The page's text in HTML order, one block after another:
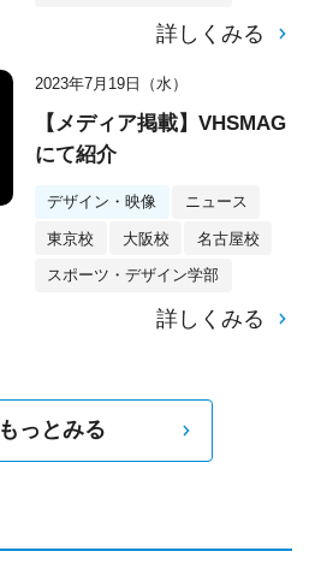
詳しくみる
2023年7月19日（水）
【メディア掲載】VHSMAG
にて紹介
デザイン・映像 ニュース
東京校 大阪校 名古屋校
スポーツ・デザイン学部
詳しくみる
もっとみる